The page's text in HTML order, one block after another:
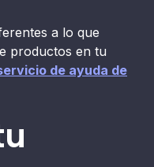
a lo que
productos en tu
de ayuda de